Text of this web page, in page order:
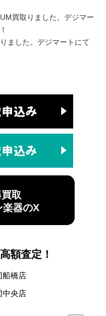
買取りました。デジマー
ました。デジマートにて
取
楽器のX
額査定！
船橋店
中央店